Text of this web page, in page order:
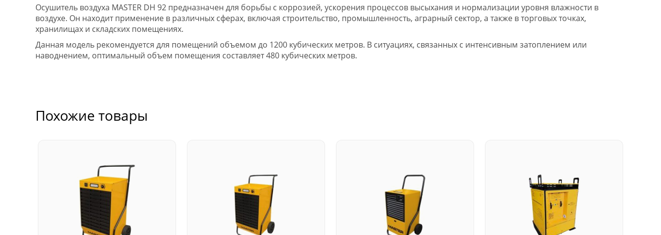
Осушитель воздуха MASTER DH 92 предназначен для борьбы с коррозией, ускорения процессов высыхания и нормализации уровня влажности в
воздухе. Он находит применение в различных сферах, включая строительство, промышленность, аграрный сектор, а также в торговых точках,
хранилищах и складских помещениях.
Данная модель рекомендуется для помещений объемом до 1200 кубических метров. В ситуациях, связанных с интенсивным затоплением или
наводнением, оптимальный объем помещения составляет 480 кубических метров.
Похожие товары